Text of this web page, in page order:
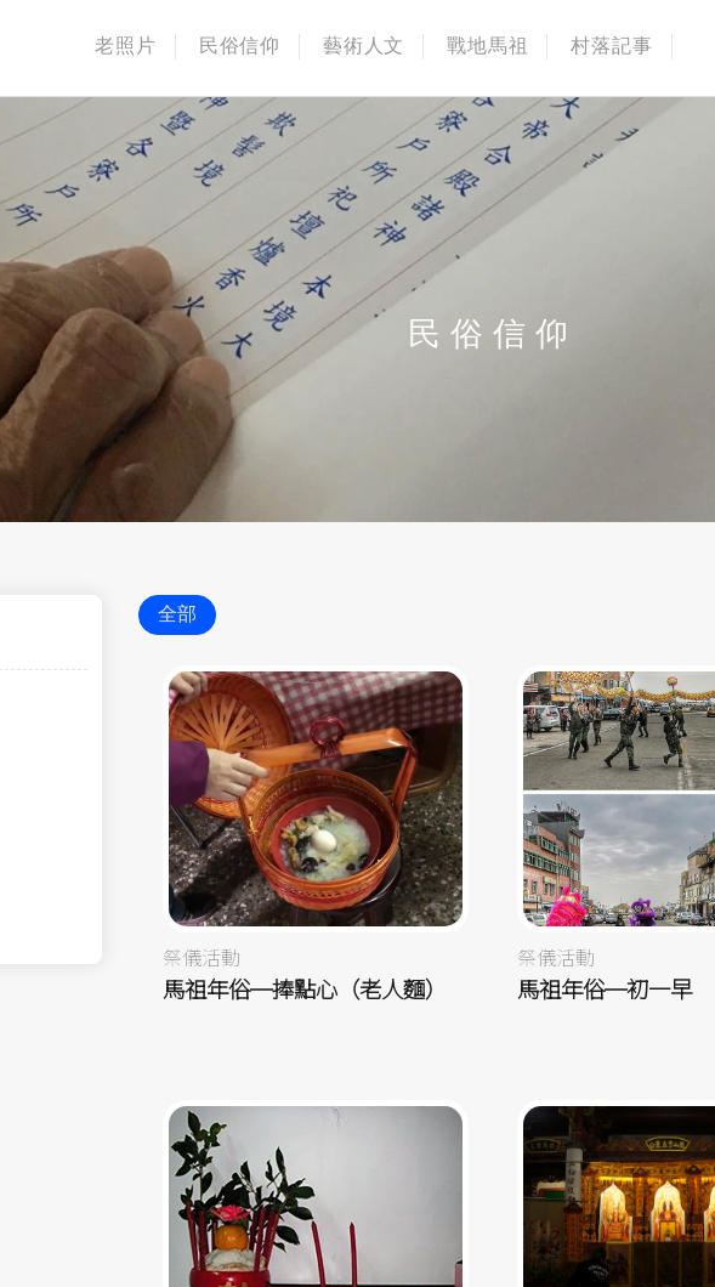
老照片 民俗信仰 藝術人文 戰地馬祖 村落記事
民俗信仰
全部
祭儀活動
馬祖年俗─捧點心（老人麵）
祭儀活動
馬祖年俗─初一早